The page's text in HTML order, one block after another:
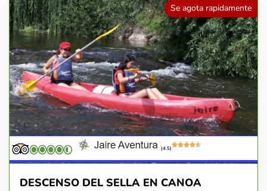
Se agota rapidamente
(4.5)
DESCENSO DEL SELLA EN CANOA